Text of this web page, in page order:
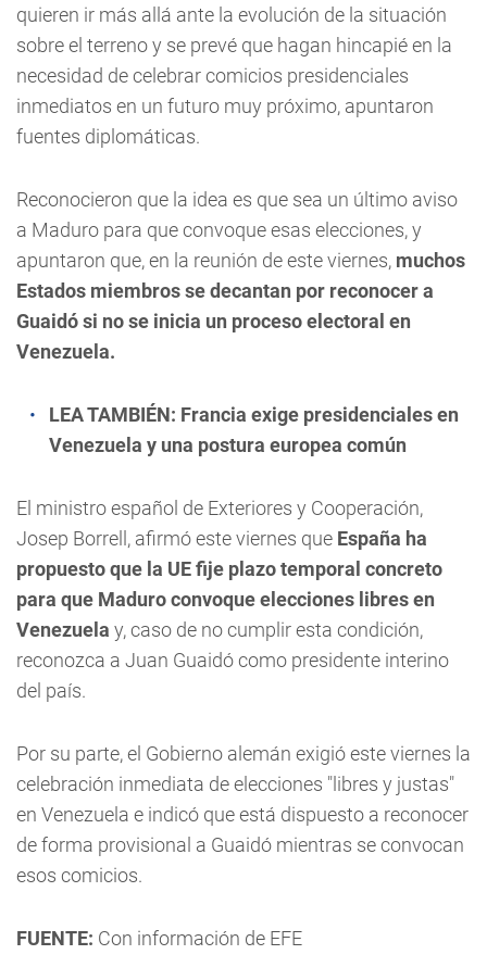
quieren ir más allá ante la evolución de la situación
sobre el terreno y se prevé que hagan hincapié en la
necesidad de celebrar comicios presidenciales
inmediatos en un futuro muy próximo, apuntaron
fuentes diplomáticas.
Reconocieron que la idea es que sea un último aviso
a Maduro para que convoque esas elecciones, y
apuntaron que, en la reunión de este viernes, muchos
Estados miembros se decantan por reconocer a
Guaidó si no se inicia un proceso electoral en
Venezuela.
LEA TAMBIÉN: Francia exige presidenciales en
Venezuela y una postura europea común
El ministro español de Exteriores y Cooperación,
Josep Borrell, afirmó este viernes que España ha
propuesto que la UE fije plazo temporal concreto
para que Maduro convoque elecciones libres en
Venezuela y, caso de no cumplir esta condición,
reconozca a Juan Guaidó como presidente interino
del país.
Por su parte, el Gobierno alemán exigió este viernes la
celebración inmediata de elecciones "libres y justas"
en Venezuela e indicó que está dispuesto a reconocer
de forma provisional a Guaidó mientras se convocan
esos comicios.
FUENTE: Con información de EFE